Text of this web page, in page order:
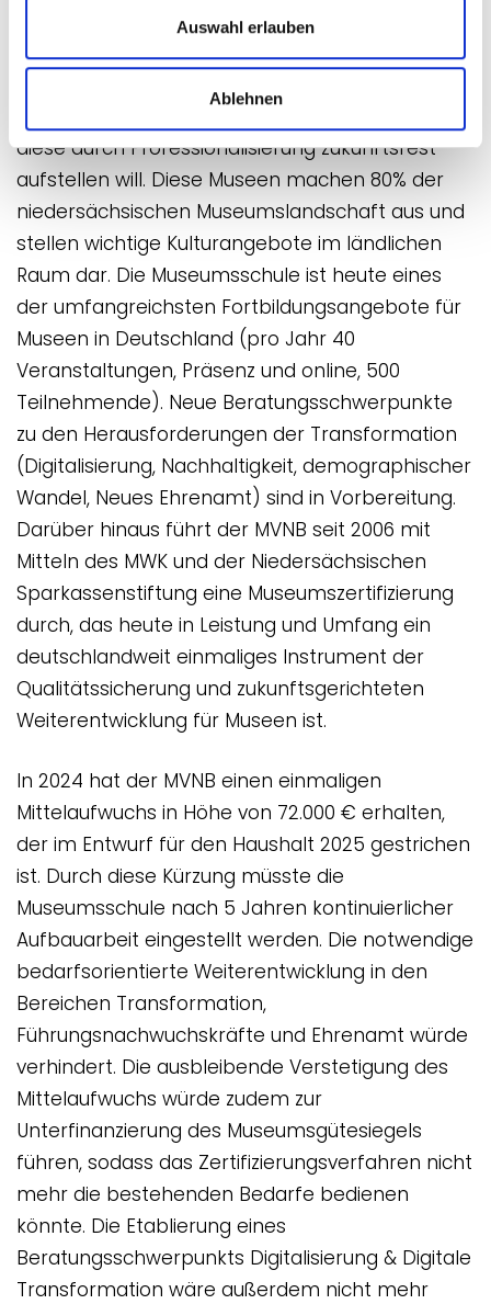
Auswahl erlauben
Ablehnen
Museumsschule ein Qualifizierungsangebot für
Museen entwickelt und etabliert, das sich
diese durch Professionalisierung zukunftsfest
aufstellen will. Diese Museen machen 80% der
niedersächsischen Museumslandschaft aus und
stellen wichtige Kulturangebote im ländlichen
Raum dar. Die Museumsschule ist heute eines
der umfangreichsten Fortbildungsangebote für
Museen in Deutschland (pro Jahr 40
Veranstaltungen, Präsenz und online, 500
Teilnehmende). Neue Beratungsschwerpunkte
zu den Herausforderungen der Transformation
(Digitalisierung, Nachhaltigkeit, demographischer
Wandel, Neues Ehrenamt) sind in Vorbereitung.
Darüber hinaus führt der MVNB seit 2006 mit
Mitteln des MWK und der Niedersächsischen
Sparkassenstiftung eine Museumszertifizierung
durch, das heute in Leistung und Umfang ein
deutschlandweit einmaliges Instrument der
Qualitätssicherung und zukunftsgerichteten
Weiterentwicklung für Museen ist.
In 2024 hat der MVNB einen einmaligen
Mittelaufwuchs in Höhe von 72.000 € erhalten,
der im Entwurf für den Haushalt 2025 gestrichen
ist. Durch diese Kürzung müsste die
Museumsschule nach 5 Jahren kontinuierlicher
Aufbauarbeit eingestellt werden. Die notwendige
bedarfsorientierte Weiterentwicklung in den
Bereichen Transformation,
Führungsnachwuchskräfte und Ehrenamt würde
verhindert. Die ausbleibende Verstetigung des
Mittelaufwuchs würde zudem zur
Unterfinanzierung des Museumsgütesiegels
führen, sodass das Zertifizierungsverfahren nicht
mehr die bestehenden Bedarfe bedienen
könnte. Die Etablierung eines
Beratungsschwerpunkts Digitalisierung & Digitale
Transformation wäre außerdem nicht mehr